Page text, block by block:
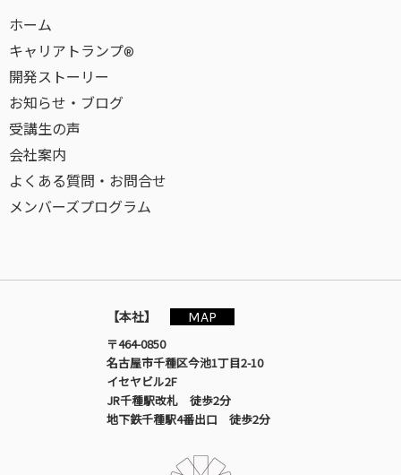
ホーム
キャリアトランプ®
開発ストーリー
お知らせ・ブログ
受講生の声
会社案内
よくある質問・お問合せ
メンバーズプログラム
【本社】
MAP
〒464-0850
名古屋市千種区今池1丁目2-10
イセヤビル2F
JR千種駅改札 徒歩2分
地下鉄千種駅4番出口 徒歩2分